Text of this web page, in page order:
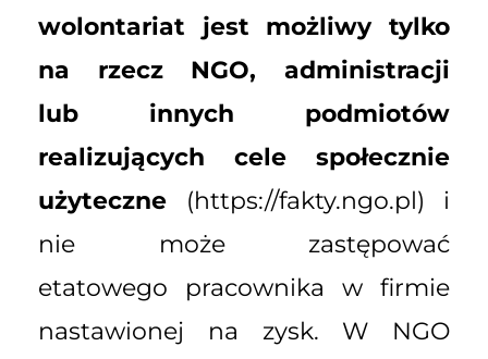
wolontariat jest możliwy tylko
na rzecz NGO, administracji
lub innych podmiotów
realizujących cele społecznie
użyteczne (https://fakty.ngo.pl) i
nie może zastępować
etatowego pracownika w firmie
nastawionej na zysk. W NGO